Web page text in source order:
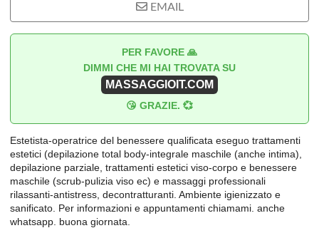
EMAIL
PER FAVORE 🙏
DIMMI CHE MI HAI TROVATA SU
MASSAGGIOIT.COM
😘 GRAZIE. 💞
Estetista-operatrice del benessere qualificata eseguo trattamenti
estetici (depilazione total body-integrale maschile (anche intima),
depilazione parziale, trattamenti estetici viso-corpo e benessere
maschile (scrub-pulizia viso ec) e massaggi professionali
rilassanti-antistress, decontratturanti. Ambiente igienizzato e
sanificato. Per informazioni e appuntamenti chiamami. anche
whatsapp. buona giornata.